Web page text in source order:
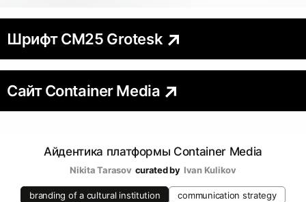
Шрифт CM25 Grotesk
Сайт Container Media
Айдентика платформы Container Media
Nikita Tarasov curated by Ivan Kulikov
branding of a cultural institution
communication strategy